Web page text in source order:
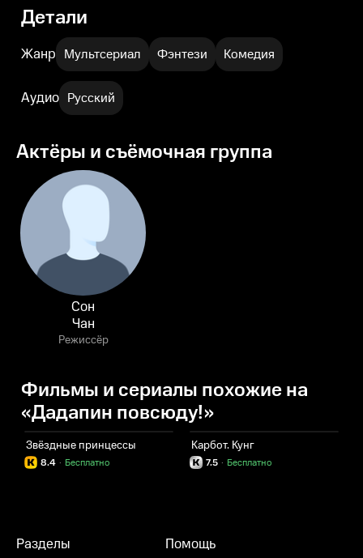
Детали
Жанр Мультсериал Фэнтези Комедия
Аудио Русский
Актёры и съёмочная группа
Сон
Чан
Режиссёр
Фильмы и сериалы похожие на
«Дадапин повсюду!»
Звёздные принцессы
8.4 Бесплатно
·
Карбот. Кунг
7.5 Бесплатно
·
Разделы Помощь